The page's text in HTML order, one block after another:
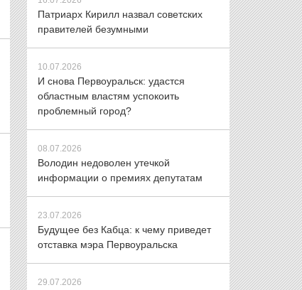
Патриарх Кирилл назвал советских
правителей безумными
10.07.2026
И снова Первоуральск: удастся
областным властям успокоить
проблемный город?
08.07.2026
Володин недоволен утечкой
информации о премиях депутатам
23.07.2026
Будущее без Кабца: к чему приведет
отставка мэра Первоуральска
29.07.2026